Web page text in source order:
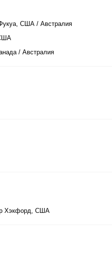
США / Австралия
/ Австралия
Хэкфорд, США